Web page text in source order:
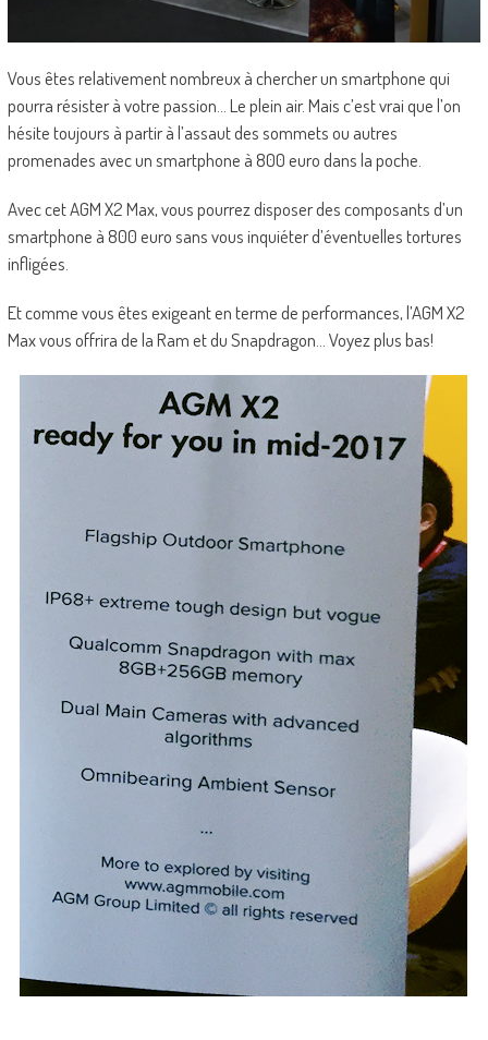
Vous êtes relativement nombreux à chercher un smartphone qui
pourra résister à votre passion… Le plein air. Mais c’est vrai que l’on
hésite toujours à partir à l’assaut des sommets ou autres
promenades avec un smartphone à 800 euro dans la poche.
Avec cet AGM X2 Max, vous pourrez disposer des composants d’un
smartphone à 800 euro sans vous inquiéter d’éventuelles tortures
infligées.
Et comme vous êtes exigeant en terme de performances, l’AGM X2
Max vous offrira de la Ram et du Snapdragon… Voyez plus bas!